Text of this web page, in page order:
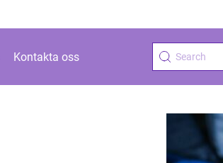
Kontakta oss